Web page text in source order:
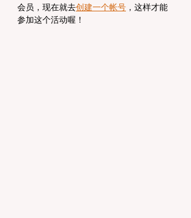
会员，现在就去创建一个帐号 ，这样才能
参加这个活动喔！